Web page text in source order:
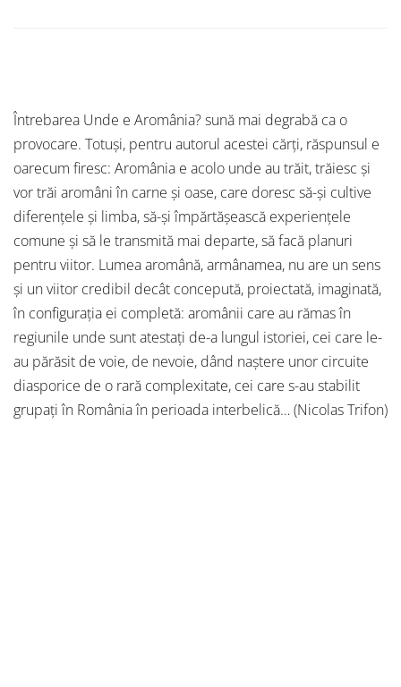
Întrebarea Unde e Aromânia? sună mai degrabă ca o
provocare. Totuși, pentru autorul acestei cărți, răspunsul e
oarecum firesc: Aromânia e acolo unde au trăit, trăiesc și
vor trăi aromâni în carne și oase, care doresc să-și cultive
diferențele și limba, să-și împărtășească experiențele
comune și să le transmită mai departe, să facă planuri
pentru viitor. Lumea aromână, armânamea, nu are un sens
și un viitor credibil decât concepută, proiectată, imaginată,
în configurația ei completă: aromânii care au rămas în
regiunile unde sunt atestați de-a lungul istoriei, cei care le-
au părăsit de voie, de nevoie, dând naștere unor circuite
diasporice de o rară complexitate, cei care s-au stabilit
grupați în România în perioada interbelică… (Nicolas Trifon)